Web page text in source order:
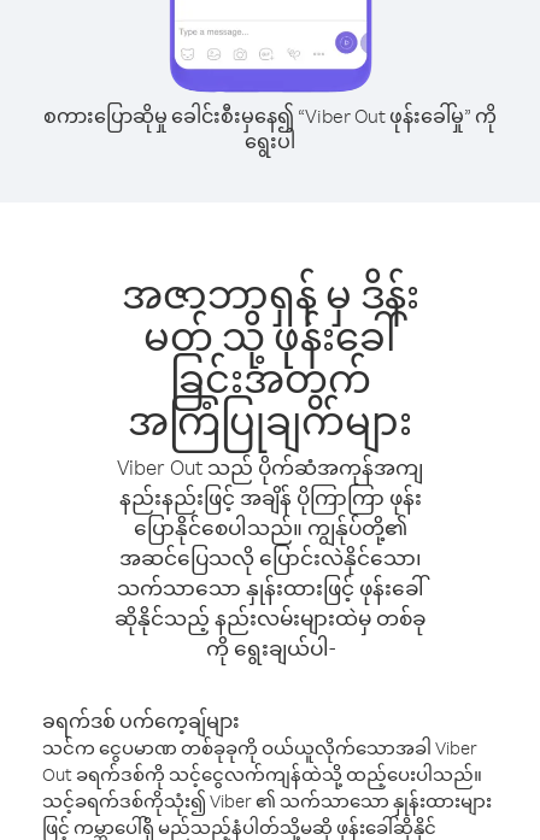
စကားပြောဆိုမှု ခေါင်းစီးမှနေ၍ “Viber Out ဖုန်းခေါ်မှု” ကို
ရွေးပါ
အဇာဘာရှန် မှ ဒိန်း
မတ် သို့ ဖုန်းခေါ်
ခြင်းအတွက်
အကြံပြုချက်များ
Viber Out သည် ပိုက်ဆံအကုန်အကျ
နည်းနည်းဖြင့် အချိန် ပိုကြာကြာ ဖုန်း
ပြောနိုင်စေပါသည်။ ကျွန်ုပ်တို့၏
အဆင်ပြေသလို ပြောင်းလဲနိုင်သော၊
သက်သာသော နှုန်းထားဖြင့် ဖုန်းခေါ်
ဆိုနိုင်သည့် နည်းလမ်းများထဲမှ တစ်ခု
ကို ရွေးချယ်ပါ-
ခရက်ဒစ် ပက်ကေ့ချ်များ
သင်က ငွေပမာဏ တစ်ခုခုကို ဝယ်ယူလိုက်သောအခါ Viber
Out ခရက်ဒစ်ကို သင့်ငွေလက်ကျန်ထဲသို့ ထည့်ပေးပါသည်။
သင့်ခရက်ဒစ်ကိုသုံး၍ Viber ၏ သက်သာသော နှုန်းထားများ
ဖြင့် ကမ္ဘာပေါ်ရှိ မည်သည့်နံပါတ်သို့မဆို ဖုန်းခေါ်ဆိုနိုင်